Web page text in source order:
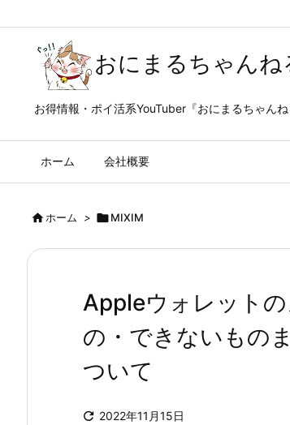
おにまるちゃんね
お得情報・ポイ活系YouTuber『おにまるちゃん
ホーム 会社概要
ホーム > MIXIM
Appleウォレット
の・できないもの
ついて
 2022年11月15日